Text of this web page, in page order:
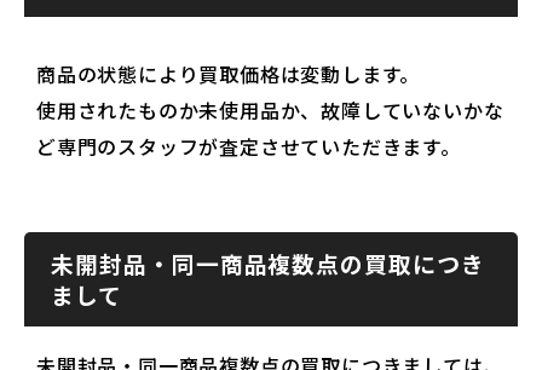
商品の状態により買取価格は変動します。
使用されたものか未使用品か、故障していないかな
ど専門のスタッフが査定させていただきます。
未開封品・同一商品複数点の買取につき
まして